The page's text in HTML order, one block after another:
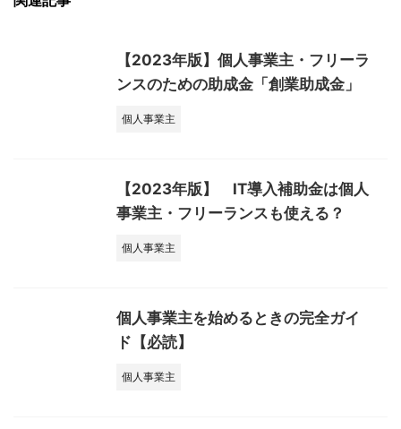
【2023年版】個人事業主・フリーラ
ンスのための助成金「創業助成金」
個人事業主
【2023年版】 IT導入補助金は個人
事業主・フリーランスも使える？
個人事業主
個人事業主を始めるときの完全ガイ
ド【必読】
個人事業主